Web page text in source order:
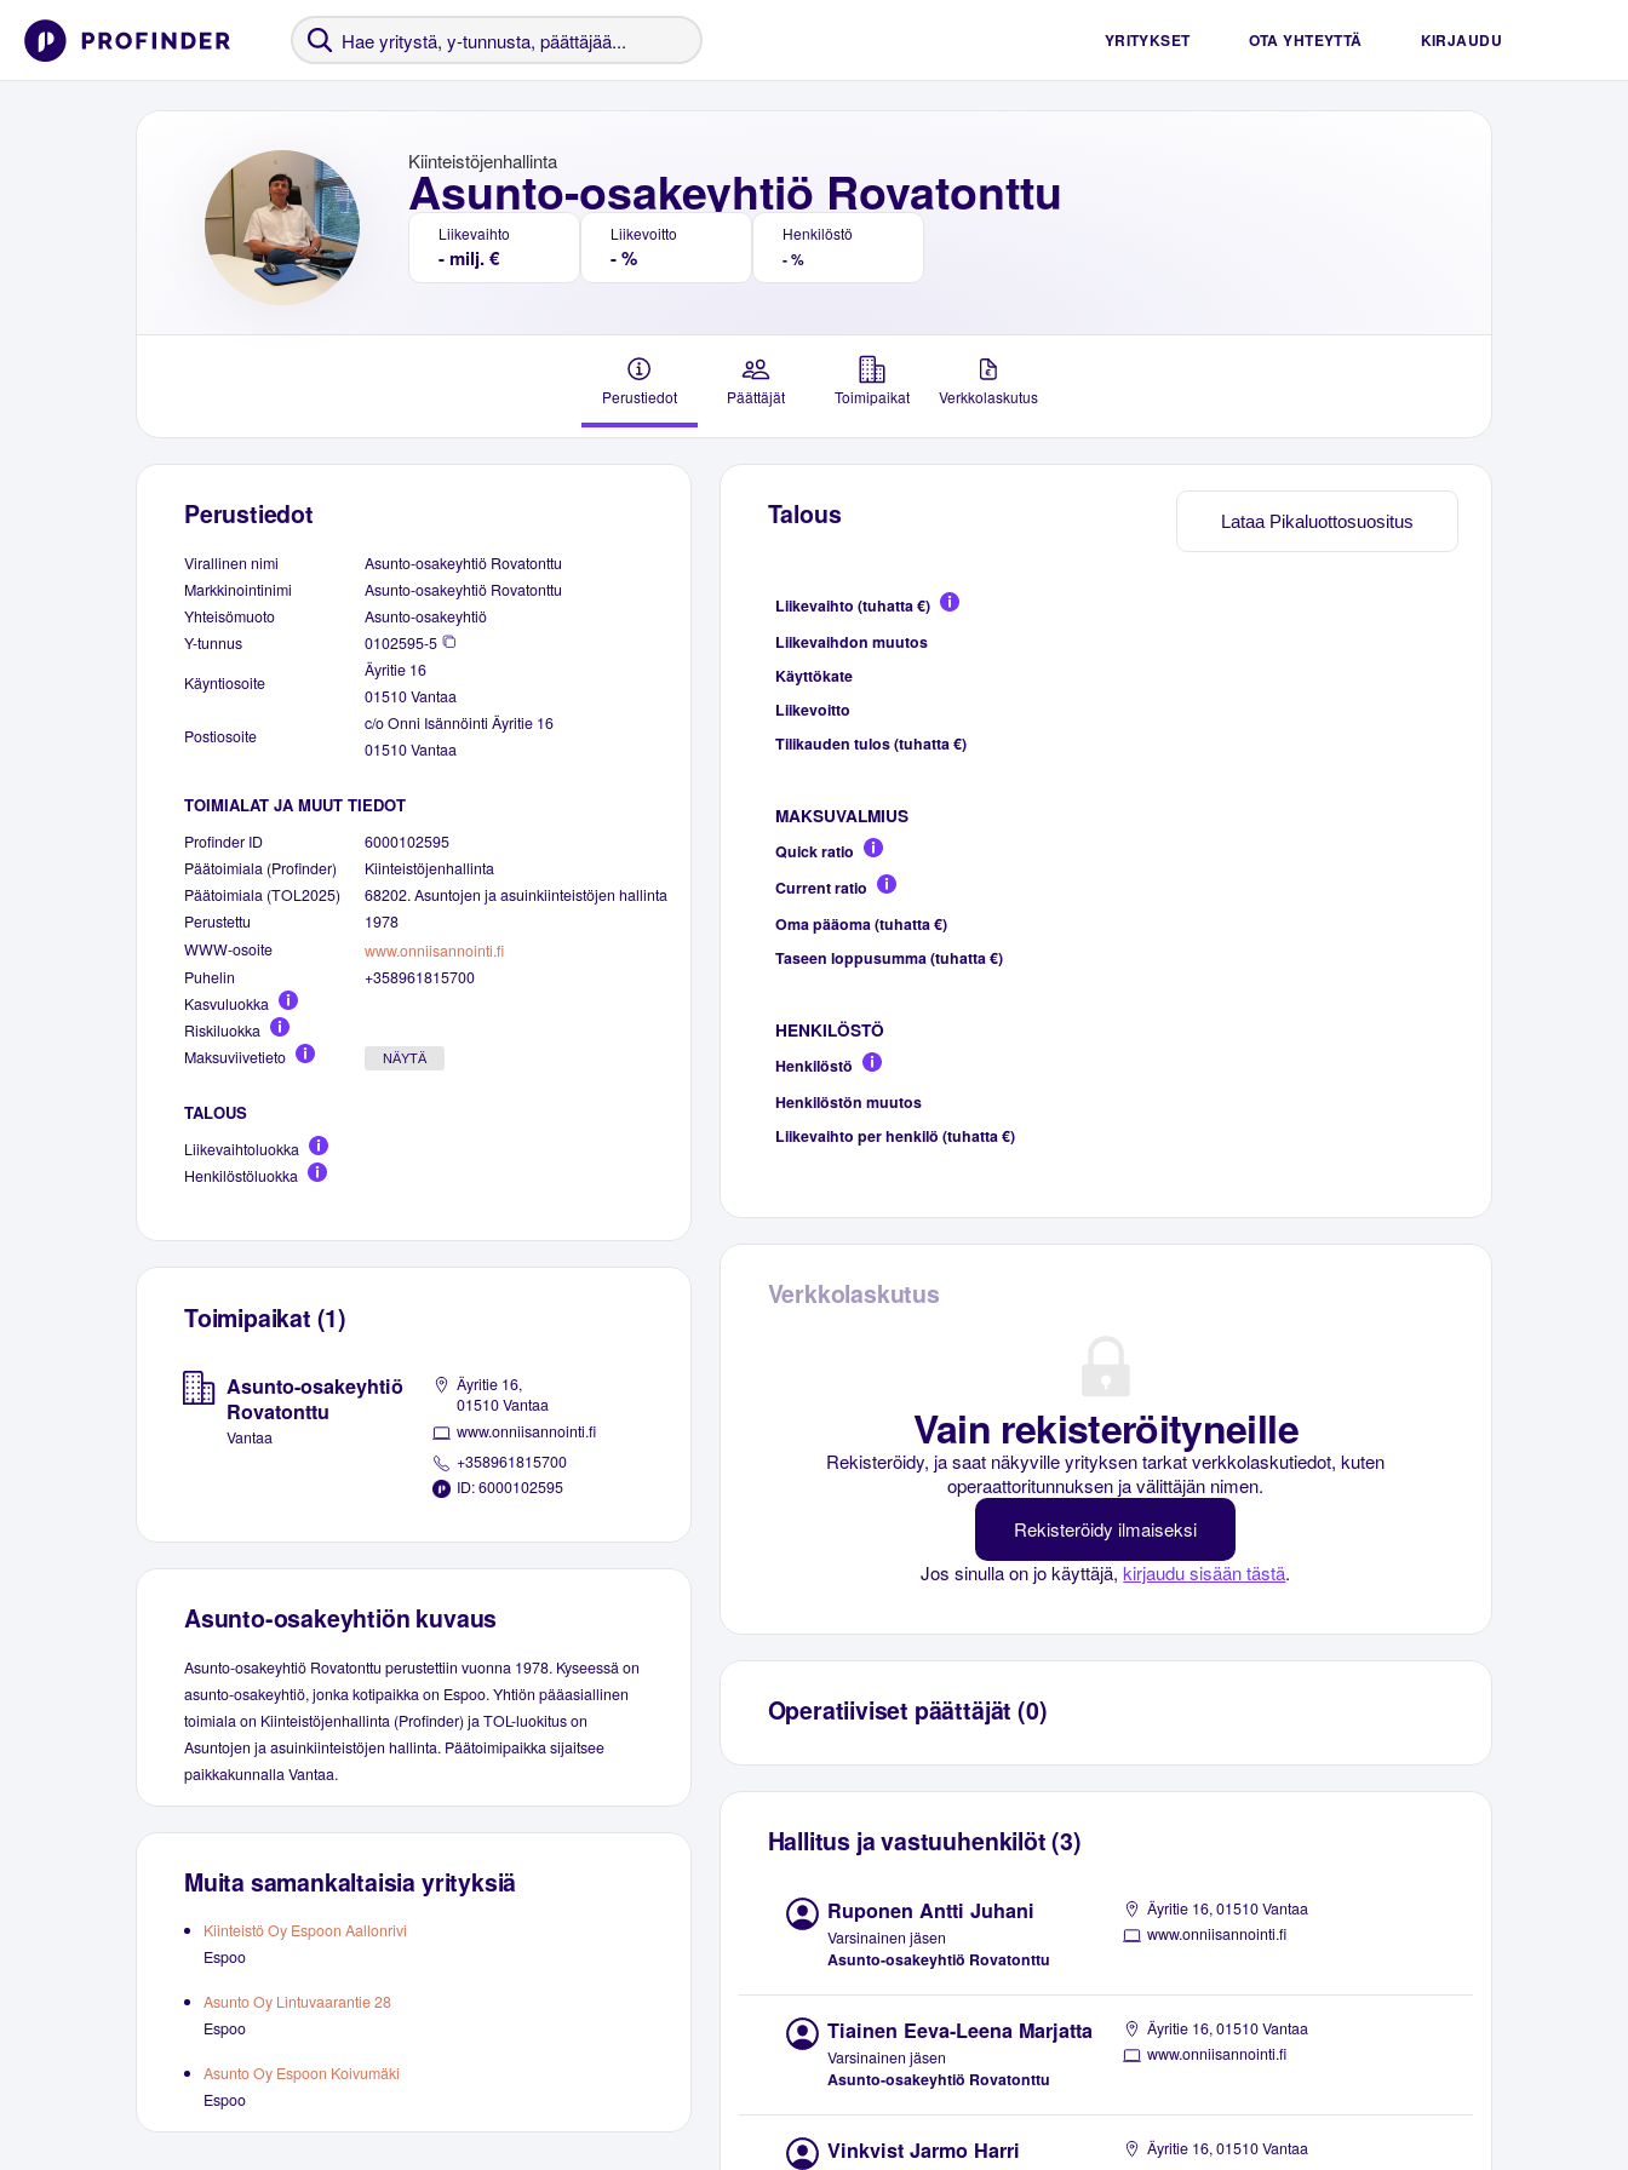
YRITYKSET OTA YHTEYTTÄ KIRJAUDU
Asunto-osakeyhtiö Rovatonttu
Kiinteistöjenhallinta
Liikevaihto
- milj. €
Liikevoitto
- %
Henkilöstö
- %
Perustiedot Päättäjät Toimipaikat Verkkolaskutus
Perustiedot
Virallinen nimi
Asunto-osakeyhtiö Rovatonttu
Markkinointinimi
Asunto-osakeyhtiö Rovatonttu
Yhteisömuoto
Asunto-osakeyhtiö
Y-tunnus
0102595-5
Käyntiosoite
Äyritie 16
01510 Vantaa
Postiosoite
c/o Onni Isännöinti Äyritie 16
01510 Vantaa
TOIMIALAT JA MUUT TIEDOT
Profinder ID
6000102595
Päätoimiala (Profinder)
Kiinteistöjenhallinta
Päätoimiala (TOL2025)
68202. Asuntojen ja asuinkiinteistöjen hallinta
Perustettu
1978
WWW-osoite
www.onniisannointi.fi
Puhelin
+358961815700
Kasvuluokka
Riskiluokka
Maksuviivetieto
NÄYTÄ
TALOUS
Liikevaihtoluokka
Henkilöstöluokka
Toimipaikat (1)
Asunto-osakeyhtiö
Rovatonttu
Vantaa
Äyritie 16,
01510 Vantaa
www.onniisannointi.fi
+358961815700
ID: 6000102595
Asunto-osakeyhtiön kuvaus
Asunto-osakeyhtiö Rovatonttu perustettiin vuonna 1978. Kyseessä on
asunto-osakeyhtiö, jonka kotipaikka on Espoo. Yhtiön pääasiallinen
toimiala on Kiinteistöjenhallinta (Profinder) ja TOL-luokitus on
Asuntojen ja asuinkiinteistöjen hallinta. Päätoimipaikka sijaitsee
paikkakunnalla Vantaa.
Muita samankaltaisia yrityksiä
Kiinteistö Oy Espoon Aallonrivi
Espoo
Asunto Oy Lintuvaarantie 28
Espoo
Asunto Oy Espoon Koivumäki
Espoo
Lataa Pikaluottosuositus
Talous
Liikevaihto (tuhatta €)
Liikevaihdon muutos
Käyttökate
Liikevoitto
Tilikauden tulos (tuhatta €)
MAKSUVALMIUS
Quick ratio
Current ratio
Oma pääoma (tuhatta €)
Taseen loppusumma (tuhatta €)
HENKILÖSTÖ
Henkilöstö
Henkilöstön muutos
Liikevaihto per henkilö (tuhatta €)
Verkkolaskutus
Vain rekisteröityneille
Rekisteröidy, ja saat näkyville yrityksen tarkat verkkolaskutiedot, kuten
operaattoritunnuksen ja välittäjän nimen.
Rekisteröidy ilmaiseksi
Jos sinulla on jo käyttäjä,kirjaudu sisään tästä.
Operatiiviset päättäjät (0)
Hallitus ja vastuuhenkilöt (3)
Ruponen Antti Juhani
Varsinainen jäsen
Asunto-osakeyhtiö Rovatonttu
Äyritie 16, 01510 Vantaa
www.onniisannointi.fi
Tiainen Eeva-Leena Marjatta
Varsinainen jäsen
Asunto-osakeyhtiö Rovatonttu
Äyritie 16, 01510 Vantaa
www.onniisannointi.fi
Vinkvist Jarmo Harri
Äyritie 16, 01510 Vantaa